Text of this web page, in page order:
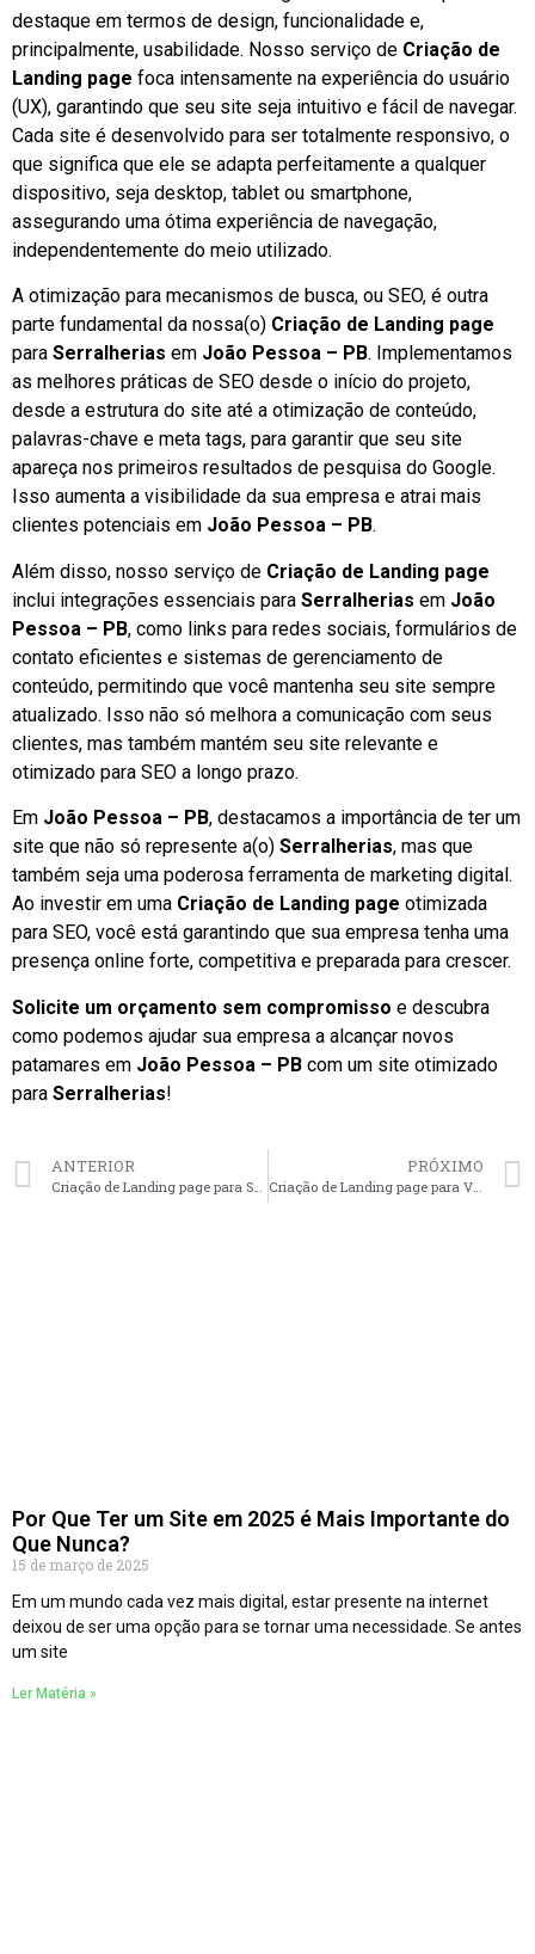
destaque em termos de design, funcionalidade e,
principalmente, usabilidade. Nosso serviço de Criação de
Landing page foca intensamente na experiência do usuário
(UX), garantindo que seu site seja intuitivo e fácil de navegar.
Cada site é desenvolvido para ser totalmente responsivo, o
que significa que ele se adapta perfeitamente a qualquer
dispositivo, seja desktop, tablet ou smartphone,
assegurando uma ótima experiência de navegação,
independentemente do meio utilizado.
A otimização para mecanismos de busca, ou SEO, é outra
parte fundamental da nossa(o) Criação de Landing page
para Serralherias em João Pessoa – PB. Implementamos
as melhores práticas de SEO desde o início do projeto,
desde a estrutura do site até a otimização de conteúdo,
palavras-chave e meta tags, para garantir que seu site
apareça nos primeiros resultados de pesquisa do Google.
Isso aumenta a visibilidade da sua empresa e atrai mais
clientes potenciais em João Pessoa – PB.
Além disso, nosso serviço de Criação de Landing page
inclui integrações essenciais para Serralherias em João
Pessoa – PB, como links para redes sociais, formulários de
contato eficientes e sistemas de gerenciamento de
conteúdo, permitindo que você mantenha seu site sempre
atualizado. Isso não só melhora a comunicação com seus
clientes, mas também mantém seu site relevante e
otimizado para SEO a longo prazo.
Em João Pessoa – PB, destacamos a importância de ter um
site que não só represente a(o) Serralherias, mas que
também seja uma poderosa ferramenta de marketing digital.
Ao investir em uma Criação de Landing page otimizada
para SEO, você está garantindo que sua empresa tenha uma
presença online forte, competitiva e preparada para crescer.
Solicite um orçamento sem compromisso e descubra
como podemos ajudar sua empresa a alcançar novos
patamares em João Pessoa – PB com um site otimizado
para Serralherias!
ANTERIOR PRÓXIMO
Criação de Landing page para Vidraçarias em São Paulo – SP faça seu orçamento
Por Que Ter um Site em 2025 é Mais Importante do
Que Nunca?
15 de março de 2025
Em um mundo cada vez mais digital, estar presente na internet
deixou de ser uma opção para se tornar uma necessidade. Se antes
um site
Ler Matéria »